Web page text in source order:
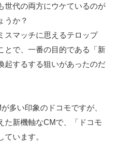
世代の両方にウケているのが
うか？
スマッチに思えるテロップ
とで、一番の目的である「新
起するする狙いがあったのだ
多い印象のドコモですが、
た新機軸なCMで、「ドコモ
います。